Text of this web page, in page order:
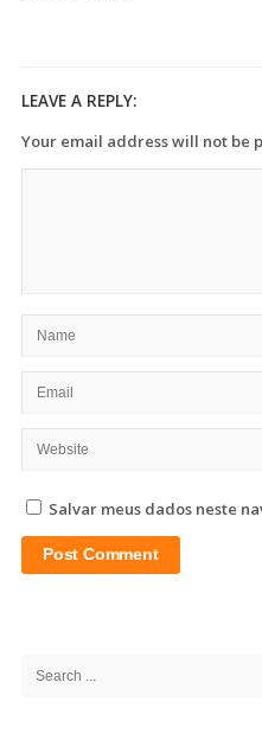
LEAVE A REPLY:
Your email address will not be
Salvar meus dados neste
Search